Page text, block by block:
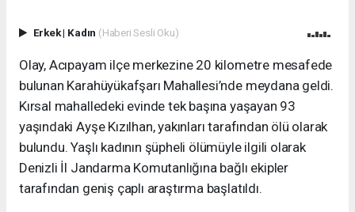
Erkek| Kadın (Haberi Sesli Oku)
Olay, Acıpayam ilçe merkezine 20 kilometre mesafede
bulunan Karahüyükafşarı Mahallesi’nde meydana geldi.
Kırsal mahalledeki evinde tek başına yaşayan 93
yaşındaki Ayşe Kızılhan, yakınları tarafından ölü olarak
bulundu. Yaşlı kadının şüpheli ölümüyle ilgili olarak
Denizli İl Jandarma Komutanlığına bağlı ekipler
tarafından geniş çaplı araştırma başlatıldı.